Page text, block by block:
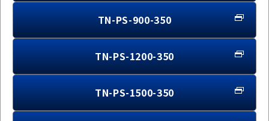
TN-PS-900-350
TN-PS-1200-350
TN-PS-1500-350